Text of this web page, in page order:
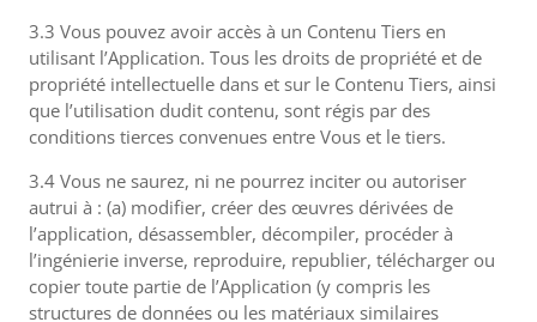
3.3 Vous pouvez avoir accès à un Contenu Tiers en
utilisant l’Application. Tous les droits de propriété et de
propriété intellectuelle dans et sur le Contenu Tiers, ainsi
que l’utilisation dudit contenu, sont régis par des
conditions tierces convenues entre Vous et le tiers.
3.4 Vous ne saurez, ni ne pourrez inciter ou autoriser
autrui à : (a) modifier, créer des œuvres dérivées de
l’application, désassembler, décompiler, procéder à
l’ingénierie inverse, reproduire, republier, télécharger ou
copier toute partie de l’Application (y compris les
structures de données ou les matériaux similaires